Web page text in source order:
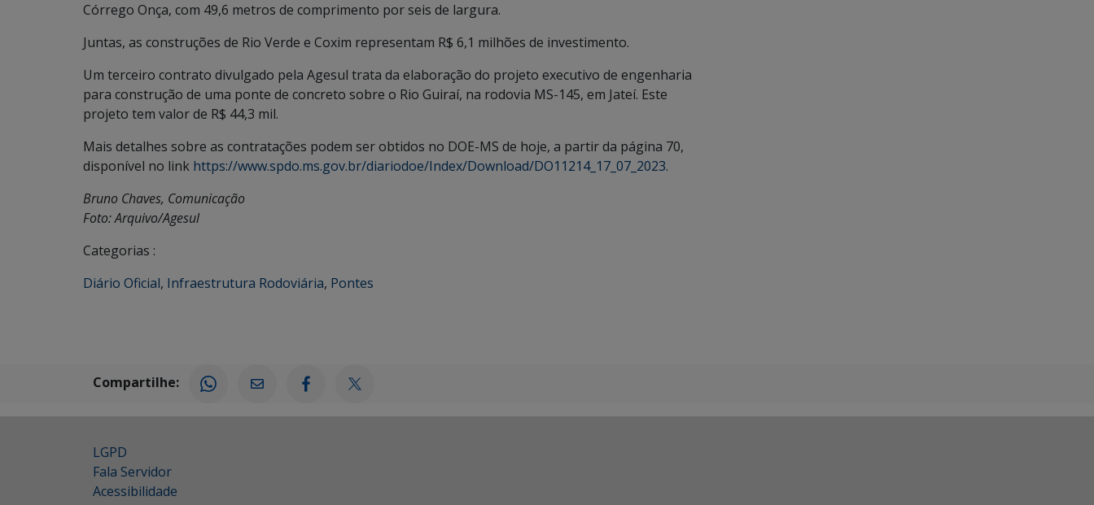
Córrego Onça, com 49,6 metros de comprimento por seis de largura.
Juntas, as construções de Rio Verde e Coxim representam R$ 6,1 milhões de investimento.
Um terceiro contrato divulgado pela Agesul trata da elaboração do projeto executivo de engenharia
para construção de uma ponte de concreto sobre o Rio Guiraí, na rodovia MS-145, em Jateí. Este
projeto tem valor de R$ 44,3 mil.
Mais detalhes sobre as contratações podem ser obtidos no DOE-MS de hoje, a partir da página 70,
disponível no link https://www.spdo.ms.gov.br/diariodoe/Index/Download/DO11214_17_07_2023.
Bruno Chaves, Comunicação
Foto: Arquivo/Agesul
Categorias :
Diário Oficial, Infraestrutura Rodoviária, Pontes
Compartilhe:
LGPD
Fala Servidor
Acessibilidade